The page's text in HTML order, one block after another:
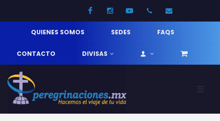
FacebookInstagramYoutube52 33 31210744
QUIENES SOMOS SEDES FAQS
CONTACTO DIVISAS